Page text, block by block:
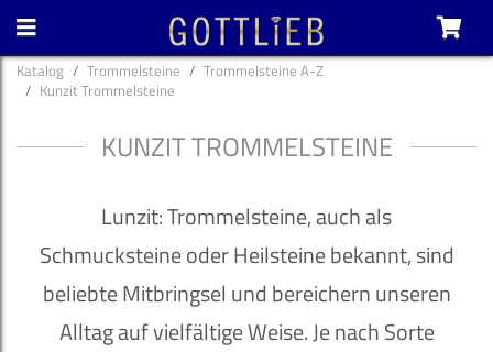
Katalog Trommelsteine
Trommelsteine A-Z
Kunzit Trommelsteine
KUNZIT TROMMELSTEINE
Lunzit: Trommelsteine, auch als
Schmucksteine oder Heilsteine bekannt, sind
beliebte Mitbringsel und bereichern unseren
Alltag auf vielfältige Weise. Je nach Sorte